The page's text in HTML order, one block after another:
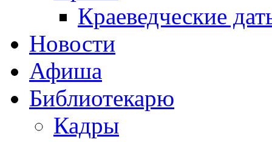
Краеведческие
Новости
Афиша
Библиотекарю
Кадры